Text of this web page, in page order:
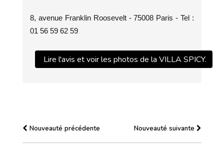
8, avenue Franklin Roosevelt - 75008 Paris - Tel :
01 56 59 62 59
Lire l'avis et voir les photos de la VILLA SPICY.
Nouveauté précédente Nouveauté suivante